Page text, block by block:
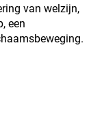
van welzijn,
een